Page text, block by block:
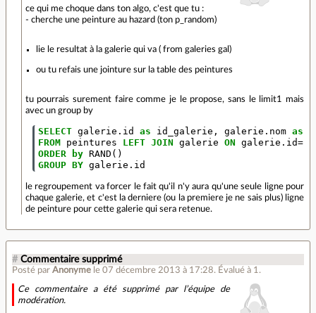
ce qui me choque dans ton algo, c'est que tu :
- cherche une peinture au hazard (ton p_random)
lie le resultat à la galerie qui va ( from galeries gal)
ou tu refais une jointure sur la table des peintures
tu pourrais surement faire comme je le propose, sans le limit1 mais
avec un group by
SELECT galerie . id as id_galerie , galerie . nom as
FROM
peintures LEFT JOIN galerie ON galerie . id=
ORDER
by RAND ()
GROUP BY galerie . id
le regroupement va forcer le fait qu'il n'y aura qu'une seule ligne pour
chaque galerie, et c'est la derniere (ou la premiere je ne sais plus) ligne
de peinture pour cette galerie qui sera retenue.
# Commentaire supprimé
Posté par Anonyme le 07 décembre 2013 à 17:28. Évalué à 1 .
Ce commentaire a été supprimé par l’équipe de
modération.